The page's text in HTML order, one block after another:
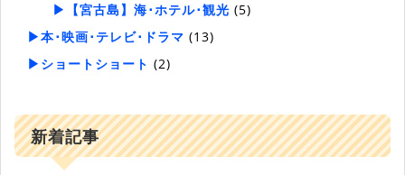
▶【宮古島】海･ホテル･観光 (5)
▶本･映画･テレビ･ドラマ (13)
▶ショートショート (2)
新着記事